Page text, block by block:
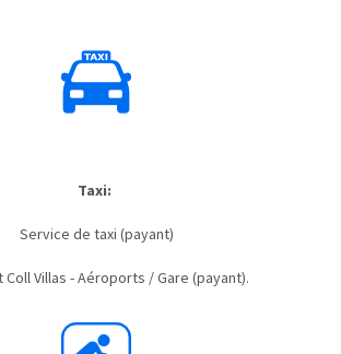
Taxi:
Service de taxi (payant)
Coll Villas - Aéroports / Gare (payant).